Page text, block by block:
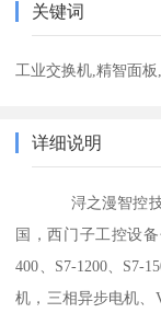
关键词
工业交换机,精智面
详细说明
浔之漫智控技术
国，西门子工控设备
400、S7-1200、S7-
机，三相异步电机、